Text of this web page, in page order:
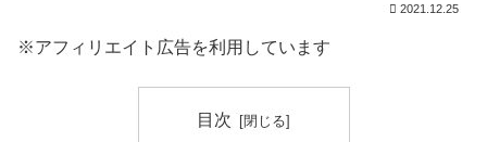
2021.12.25
※アフィリエイト広告を利用しています
目次